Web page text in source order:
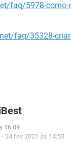
faq/5978-como-
faq/35328-
16:09
- 24 fev 2021 às 14:53